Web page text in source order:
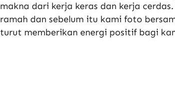
makna dari kerja keras dan kerja
ramah dan sebelum itu kami foto
turut memberikan energi positif bagi